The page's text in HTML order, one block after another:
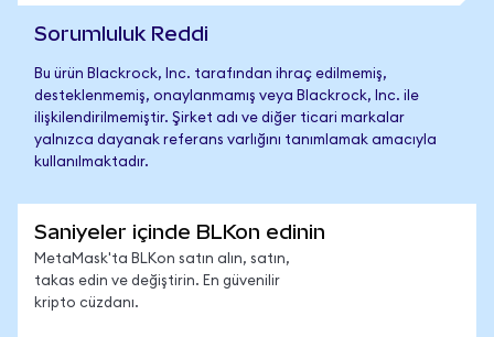
Sorumluluk Reddi
Bu ürün Blackrock, Inc. tarafından ihraç edilmemiş,
desteklenmemiş, onaylanmamış veya Blackrock, Inc. ile
ilişkilendirilmemiştir. Şirket adı ve diğer ticari markalar
yalnızca dayanak referans varlığını tanımlamak amacıyla
kullanılmaktadır.
Saniyeler içinde BLKon edinin
MetaMask'ta BLKon satın alın, satın,
takas edin ve değiştirin. En güvenilir
kripto cüzdanı.